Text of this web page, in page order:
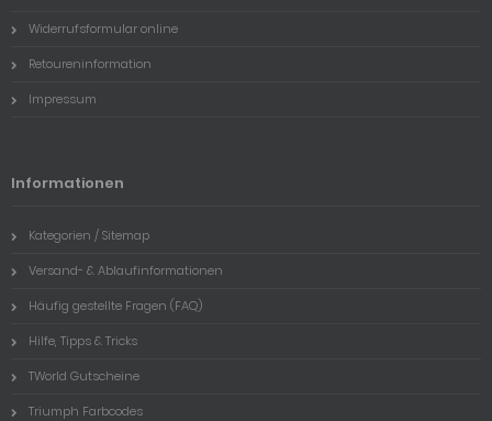
Widerrufsformular online
Retoureninformation
Impressum
Informationen
Kategorien / Sitemap
Versand- & Ablaufinformationen
Häufig gestellte Fragen (FAQ)
Hilfe, Tipps & Tricks
TWorld Gutscheine
Triumph Farbcodes